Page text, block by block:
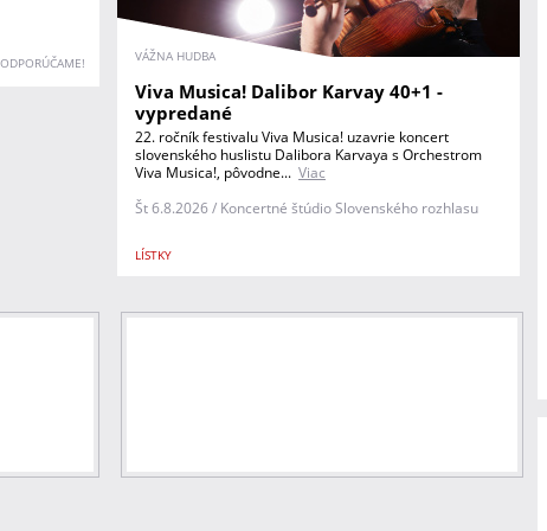
ODPORÚČAME! VÁŽNA HUDBA
Viva Musica! Dalibor Karvay 40+1 -
vypredané
LÍSTKY
22. ročník festivalu Viva Musica! uzavrie koncert
slovenského huslistu Dalibora Karvaya s Orchestrom
Viva Musica!, pôvodne... Viac
Št 6.8.2026 / Koncertné štúdio Slovenského rozhlasu